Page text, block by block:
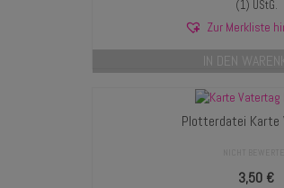
(1) UStG.
Zur Merkliste
IN DEN
Plotterdatei Karte
3,50 €